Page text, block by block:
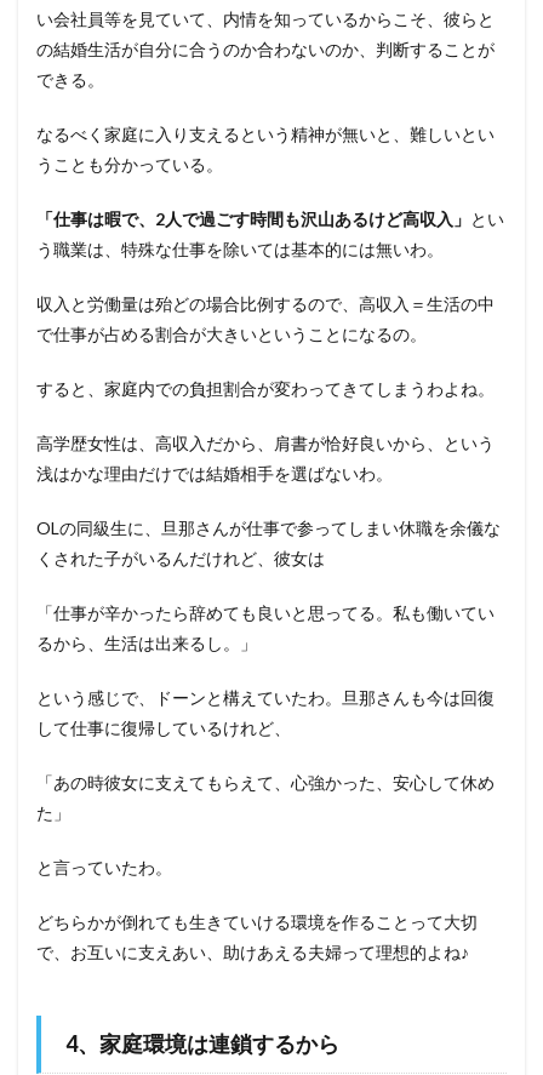
い会社員等を見ていて、内情を知っているからこそ、彼らと
の結婚生活が自分に合うのか合わないのか、判断することが
できる。
なるべく家庭に入り支えるという精神が無いと、難しいとい
うことも分かっている。
「仕事は暇で、2人で過ごす時間も沢山あるけど高収入」 とい
う職業は、特殊な仕事を除いては基本的には無いわ。
収入と労働量は殆どの場合比例するので、高収入＝生活の中
で仕事が占める割合が大きいということになるの。
すると、家庭内での負担割合が変わってきてしまうわよね。
高学歴女性は、高収入だから、肩書が恰好良いから、という
浅はかな理由だけでは結婚相手を選ばないわ。
OLの同級生に、旦那さんが仕事で参ってしまい休職を余儀な
くされた子がいるんだけれど、彼女は
「仕事が辛かったら辞めても良いと思ってる。私も働いてい
るから、生活は出来るし。」
という感じで、ドーンと構えていたわ。旦那さんも今は回復
して仕事に復帰しているけれど、
「あの時彼女に支えてもらえて、心強かった、安心して休め
た」
と言っていたわ。
どちらかが倒れても生きていける環境を作ることって大切
で、お互いに支えあい、助けあえる夫婦って理想的よね♪
4、家庭環境は連鎖するから